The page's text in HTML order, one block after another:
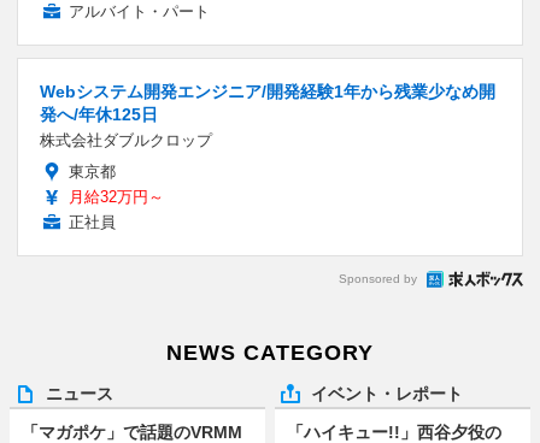
アルバイト・パート
Webシステム開発エンジニア/開発経験1年から残業少なめ開
発へ/年休125日
株式会社ダブルクロップ
東京都
月給32万円～
正社員
Sponsored by
NEWS CATEGORY
ニュース
「マガポケ」で話題のVRMM
イベント・レポート
「ハイキュー!!」西谷夕役の